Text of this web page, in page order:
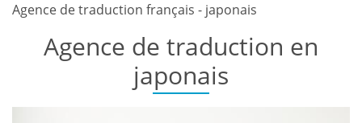
Agence de traduction français - japonais
Agence de traduction en
japonais